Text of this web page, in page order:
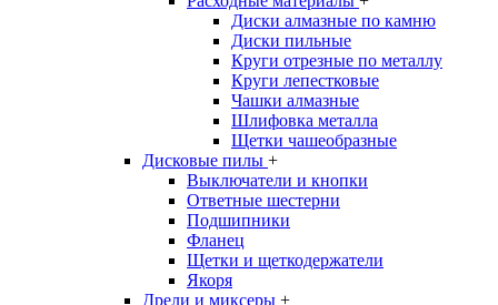
Диски алмазные по камню
Диски пильные
Круги отрезные по металлу
Круги лепестковые
Чашки алмазные
Шлифовка металла
Щетки чашеобразные
Дисковые пилы +
Выключатели и кнопки
Ответные шестерни
Подшипники
Фланец
Щетки и щеткодержатели
Якоря
Дрели и миксеры +